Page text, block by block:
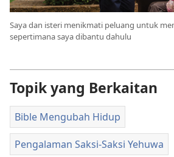
Saya dan isteri menikmati peluang untuk
sepertimana saya dibantu dahulu
Topik yang Berkaitan
Bible Mengubah Hidup
Pengalaman Saksi-Saksi Yehuwa